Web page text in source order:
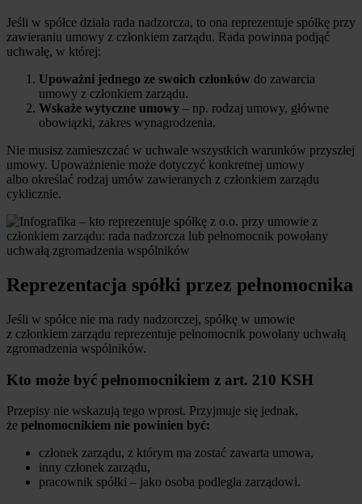
Jeśli w spółce działa rada nadzorcza, to ona reprezentuje spółkę przy
zawieraniu umowy z członkiem zarządu. Rada powinna podjąć
uchwałę, w której:
Upoważni jednego ze swoich członków do zawarcia
umowy z członkiem zarządu.
Wskaże wytyczne umowy – np. rodzaj umowy, główne
obowiązki, zakres wynagrodzenia.
Nie musisz zamieszczać w uchwale wszystkich warunków przyszłej
umowy. Upoważnienie może dotyczyć konkretnej umowy
albo określać rodzaj umów zawieranych z członkiem zarządu
cyklicznie.
Reprezentacja spółki przez pełnomocnika
Jeśli w spółce nie ma rady nadzorczej, spółkę w umowie
z członkiem zarządu reprezentuje pełnomocnik powołany uchwałą
zgromadzenia wspólników.
Kto może być pełnomocnikiem z art. 210 KSH
Przepisy nie wskazują tego wprost. Przyjmuje się jednak,
że pełnomocnikiem nie powinien być:
członek zarządu, z którym ma zostać zawarta umowa,
inny członek zarządu,
pracownik spółki – jako osoba podległa zarządowi.